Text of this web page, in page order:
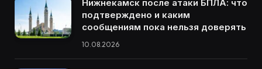
Нижнекамск после атаки БПЛА: что
подтверждено и каким
сообщениям пока нельзя доверять
10.08.2026